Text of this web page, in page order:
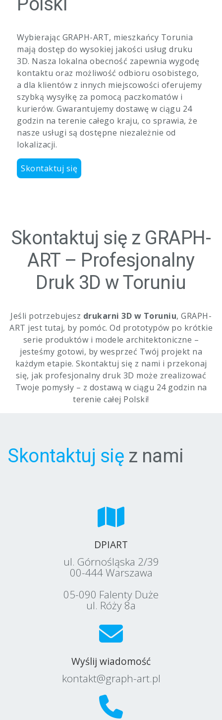
Wybierając GRAPH-ART, mieszkańcy Torunia
mają dostęp do wysokiej jakości usług druku
3D. Nasza lokalna obecność zapewnia wygodę
kontaktu oraz możliwość odbioru osobistego,
a dla klientów z innych miejscowości oferujemy
szybką wysyłkę za pomocą paczkomatów i
kurierów. Gwarantujemy dostawę w ciągu 24
godzin na terenie całego kraju, co sprawia, że
nasze usługi są dostępne niezależnie od
lokalizacji.
Skontaktuj się
Skontaktuj się z GRAPH-
ART – Profesjonalny
Druk 3D w Toruniu
Jeśli potrzebujesz drukarni 3D w Toruniu, GRAPH-
ART jest tutaj, by pomóc. Od prototypów po krótkie
serie produktów i modele architektoniczne –
jesteśmy gotowi, by wesprzeć Twój projekt na
każdym etapie. Skontaktuj się z nami i przekonaj
się, jak profesjonalny druk 3D może zrealizować
Twoje pomysły – z dostawą w ciągu 24 godzin na
terenie całej Polski!
Skontaktuj się z nami
DPIART
ul. Górnośląska 2/39
00-444 Warszawa
05-090 Falenty Duże
ul. Róży 8a
Wyślij wiadomość
kontakt@graph-art.pl